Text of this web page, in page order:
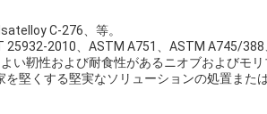
C-276、等。
2010、ASTM A751、ASTM A745/388
い靭性および耐食性があるニオブおよびモリ
堅くする堅実なソリューションの処置また